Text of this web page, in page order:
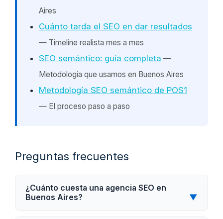
Aires
Cuánto tarda el SEO en dar resultados
— Timeline realista mes a mes
SEO semántico: guía completa —
Metodología que usamos en Buenos Aires
Metodología SEO semántico de POS1
— El proceso paso a paso
Preguntas frecuentes
¿Cuánto cuesta una agencia SEO en
Buenos Aires?
▼